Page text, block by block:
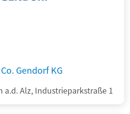
Gendorf KG
a.d. Alz, Industrieparkstraße 1